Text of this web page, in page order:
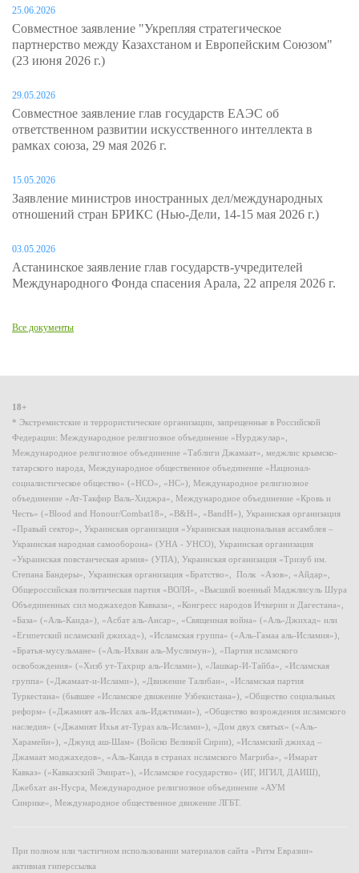
25.06.2026
Совместное заявление "Укрепляя стратегическое
партнерство между Казахстаном и Европейским Союзом"
(23 июня 2026 г.)
29.05.2026
Совместное заявление глав государств ЕАЭС об
ответственном развитии искусственного интеллекта в
рамках союза, 29 мая 2026 г.
15.05.2026
Заявление министров иностранных дел/международных
отношений стран БРИКС (Нью-Дели, 14-15 мая 2026 г.)
03.05.2026
Астанинское заявление глав государств-учредителей
Международного Фонда спасения Арала, 22 апреля 2026 г.
Все документы
18+
* Экстремистские и террористические организации, запрещенные в Российской
Федерации: Международное религиозное объединение «Нурджулар»,
Международное религиозное объединение «Таблиги Джамаат», меджлис крымско-
татарского народа, Международное общественное объединение «Национал-
социалистическое общество» («НСО», «НС»), Международное религиозное
объединение «Ат-Такфир Валь-Хиджра», Международное объединение «Кровь и
Честь» («Blood and Honour/Combat18», «B&H», «BandH»), Украинская организация
«Правый сектор», Украинская организация «Украинская национальная ассамблея –
Украинская народная самооборона» (УНА - УНСО), Украинская организация
«Украинская повстанческая армия» (УПА), Украинская организация «Тризуб им.
Степана Бандеры», Украинская организация «Братство», Полк «Азов», «Айдар»,
Общероссийская политическая партия «ВОЛЯ», «Высший военный Маджлисуль Шура
Объединенных сил моджахедов Кавказа», «Конгресс народов Ичкерии и Дагестана»,
«База» («Аль-Каида»), «Асбат аль-Ансар», «Священная война» («Аль-Джихад» или
«Египетский исламский джихад»), «Исламская группа» («Аль-Гамаа аль-Исламия»),
«Братья-мусульмане» («Аль-Ихван аль-Муслимун»), «Партия исламского
освобождения» («Хизб ут-Тахрир аль-Ислами»), «Лашкар-И-Тайба», «Исламская
группа» («Джамаат-и-Ислами»), «Движение Талибан», «Исламская партия
Туркестана» (бывшее «Исламское движение Узбекистана»), «Общество социальных
реформ» («Джамият аль-Ислах аль-Иджтимаи»), «Общество возрождения исламского
наследия» («Джамият Ихья ат-Тураз аль-Ислами»), «Дом двух святых» («Аль-
Харамейн»), «Джунд аш-Шам» (Войско Великой Сирии), «Исламский джихад –
Джамаат моджахедов», «Аль-Каида в странах исламского Магриба», «Имарат
Кавказ» («Кавказский Эмират»), «Исламское государство» (ИГ, ИГИЛ, ДАИШ),
Джебхат ан-Нусра, Международное религиозное объединение «АУМ
Синрике», Международное общественное движение ЛГБТ.
При полном или частичном использовании материалов сайта «Ритм Евразии»
активная гиперссылка